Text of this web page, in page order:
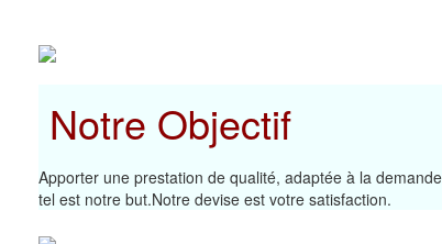
Notre Objectif
Apporter une prestation de qualité, adaptée à la
tel est notre but.Notre devise est votre satisfaction.